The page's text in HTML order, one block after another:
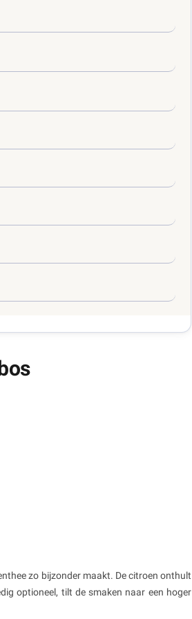
zo bijzonder maakt. De citroen onthult
optioneel, tilt de smaken naar een hoger